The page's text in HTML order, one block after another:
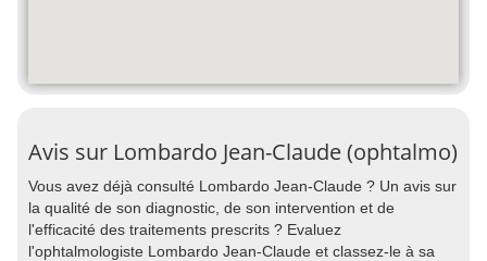
Avis sur Lombardo Jean-Claude (ophtalmo)
Vous avez déjà consulté Lombardo Jean-Claude ? Un avis sur
la qualité de son diagnostic, de son intervention et de
l'efficacité des traitements prescrits ? Evaluez
l'ophtalmologiste Lombardo Jean-Claude et classez-le à sa